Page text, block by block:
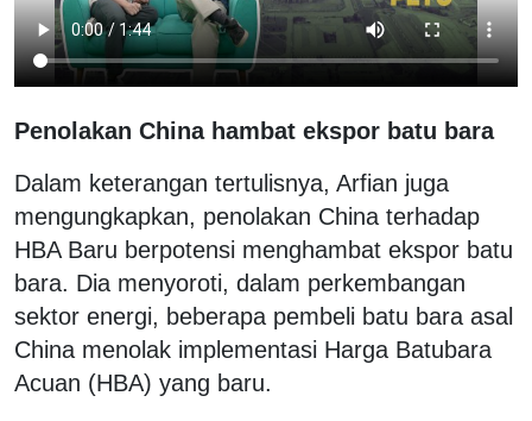
Penolakan China hambat ekspor batu bara
Dalam keterangan tertulisnya, Arfian juga
mengungkapkan, penolakan China terhadap
HBA Baru berpotensi menghambat ekspor batu
bara. Dia menyoroti, dalam perkembangan
sektor energi, beberapa pembeli batu bara asal
China menolak implementasi Harga Batubara
Acuan (HBA) yang baru.